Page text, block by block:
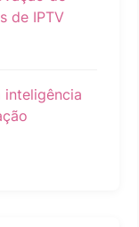
de IPTV
inteligência